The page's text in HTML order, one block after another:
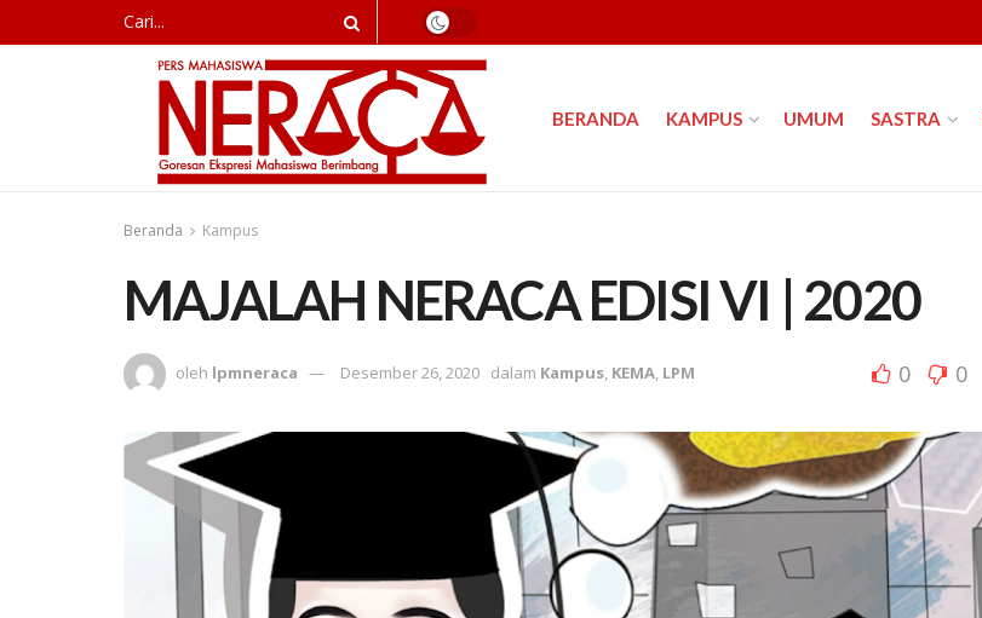
BERANDA KAMPUS UMUM SASTRA
Beranda Kampus
MAJALAH NERACA EDISI VI | 2020
oleh lpmneraca Desember 26, 2020 dalam Kampus, KEMA, LPM 0 0